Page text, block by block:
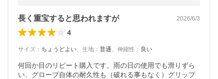
長く重宝すると思われますが 2026/6/3
4
サイズ ： ちょうどよい、 生地 ： 普通、 伸縮性 ： 良い
何回か目のリピート購入です。雨の日の使用でも滑りずら
い、グローブ自体の耐久性も（破れる事もなく）グリップ